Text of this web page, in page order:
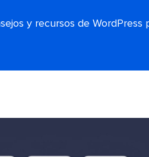
y recursos de